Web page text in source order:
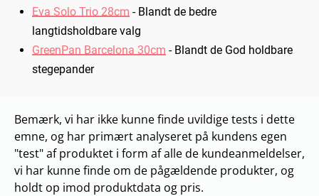
Eva Solo Trio 28cm -Blandt de bedre
langtidsholdbare valg
GreenPan Barcelona 30cm -Blandt de God holdbare
stegepander
Bemærk, vi har ikke kunne finde uvildige tests i dette
emne, og har primært analyseret på kundens egen
"test" af produktet i form af alle de kundeanmeldelser,
vi har kunne finde om de pågældende produkter, og
holdt op imod produktdata og pris.